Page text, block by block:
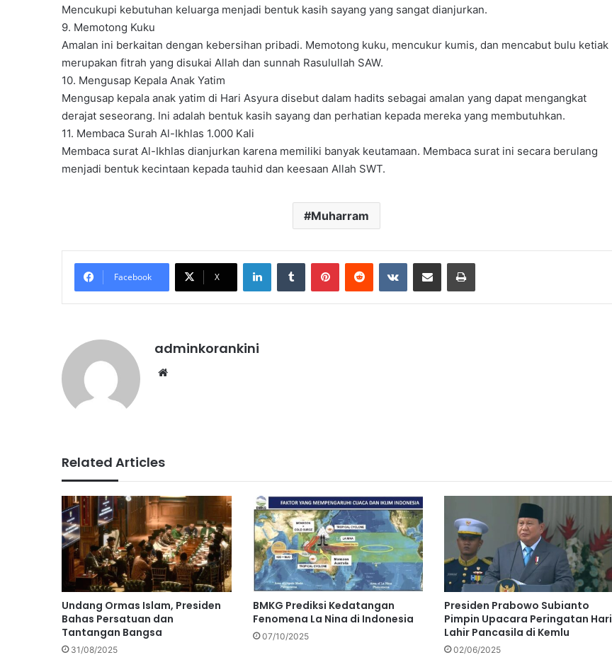
Mencukupi kebutuhan keluarga menjadi bentuk kasih sayang yang sangat dianjurkan.
9. Memotong Kuku
Amalan ini berkaitan dengan kebersihan pribadi. Memotong kuku, mencukur kumis, dan mencabut bulu ketiak
merupakan fitrah yang disukai Allah dan sunnah Rasulullah SAW.
10. Mengusap Kepala Anak Yatim
Mengusap kepala anak yatim di Hari Asyura disebut dalam hadits sebagai amalan yang dapat mengangkat
derajat seseorang. Ini adalah bentuk kasih sayang dan perhatian kepada mereka yang membutuhkan.
11. Membaca Surah Al-Ikhlas 1.000 Kali
Membaca surat Al-Ikhlas dianjurkan karena memiliki banyak keutamaan. Membaca surat ini secara berulang
menjadi bentuk kecintaan kepada tauhid dan keesaan Allah SWT.
Muharram
Facebook X
LinkedInTumblr PinterestReddit VKontakteShare via Email Print
adminkorankini
Related Articles
Undang Ormas Islam, Presiden
Bahas Persatuan dan
Tantangan Bangsa
31/08/2025
BMKG Prediksi Kedatangan
Fenomena La Nina di Indonesia
07/10/2025
Presiden Prabowo Subianto
Pimpin Upacara Peringatan Hari
Lahir Pancasila di Kemlu
02/06/2025